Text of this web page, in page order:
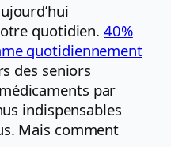
quotidien.40%
quotidiennement
des seniors
par
indispensables
Mais comment